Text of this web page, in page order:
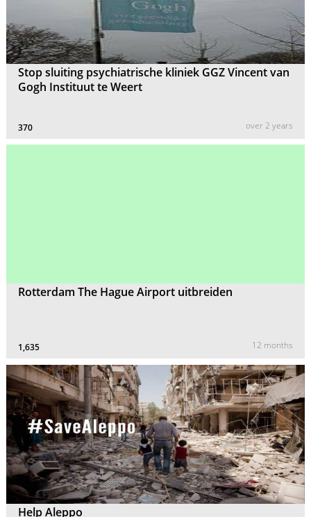
Stop sluiting psychiatrische kliniek GGZ Vincent van
Gogh Instituut te Weert
370 over 2 years
Rotterdam The Hague Airport uitbreiden
1,635 12 months
Help Aleppo